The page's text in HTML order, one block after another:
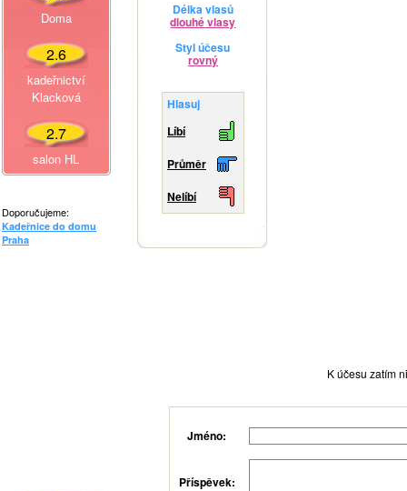
Doma
2.6
kadeřnictví
Klacková
2.7
salon HL
Doporučujeme:
Kadeřnice do domu
Praha
Délka vlasů
dlouhé vlasy
Styl účesu
rovný
Hlasuj
Líbí
Průměr
Nelíbí
K účesu zatím
Jméno:
Příspěvek: